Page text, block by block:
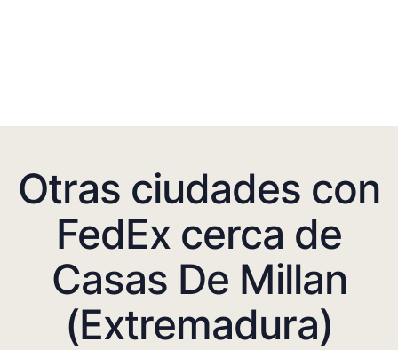
Otras ciudades con
FedEx cerca de
Casas De Millan
(Extremadura)